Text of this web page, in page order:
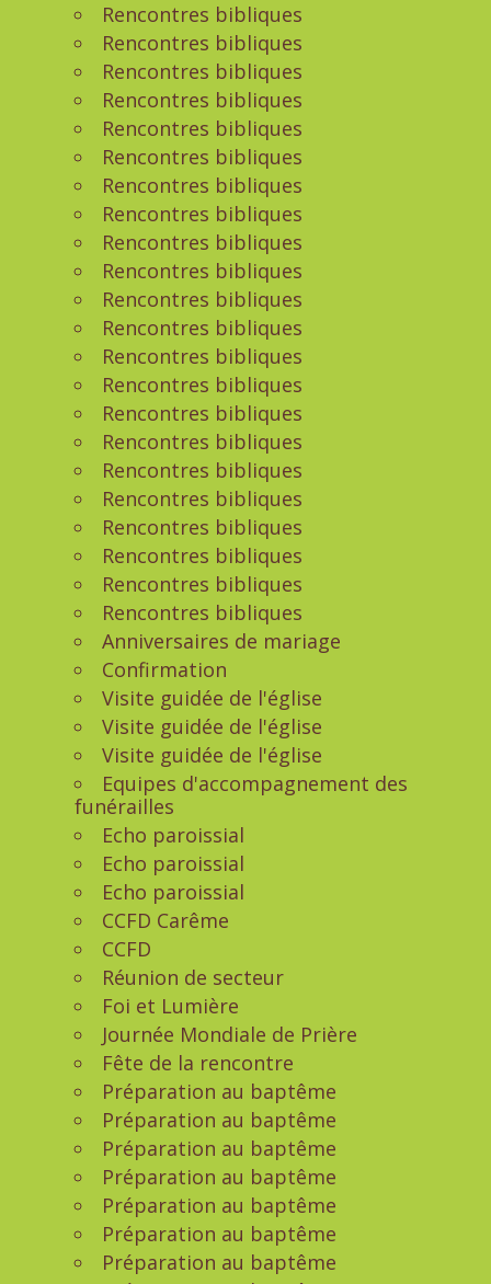
Rencontres bibliques
Rencontres bibliques
Rencontres bibliques
Rencontres bibliques
Rencontres bibliques
Rencontres bibliques
Rencontres bibliques
Rencontres bibliques
Rencontres bibliques
Rencontres bibliques
Rencontres bibliques
Rencontres bibliques
Rencontres bibliques
Rencontres bibliques
Rencontres bibliques
Rencontres bibliques
Rencontres bibliques
Rencontres bibliques
Rencontres bibliques
Rencontres bibliques
Rencontres bibliques
Rencontres bibliques
Anniversaires de mariage
Confirmation
Visite guidée de l'église
Visite guidée de l'église
Visite guidée de l'église
Equipes d'accompagnement des
funérailles
Echo paroissial
Echo paroissial
Echo paroissial
CCFD Carême
CCFD
Réunion de secteur
Foi et Lumière
Journée Mondiale de Prière
Fête de la rencontre
Préparation au baptême
Préparation au baptême
Préparation au baptême
Préparation au baptême
Préparation au baptême
Préparation au baptême
Préparation au baptême